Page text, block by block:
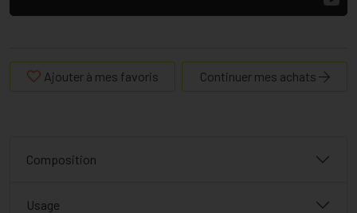
Ajouter à mes favoris Continuer mes achats
Composition
Usage